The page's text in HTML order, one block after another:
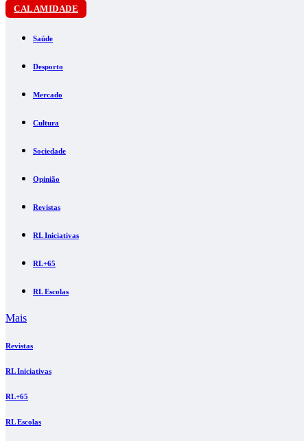
CALAMIDADE
Saúde
Desporto
Mercado
Cultura
Sociedade
Opinião
Revistas
RL Iniciativas
RL+65
RL Escolas
Mais
Revistas
RL Iniciativas
RL+65
RL Escolas